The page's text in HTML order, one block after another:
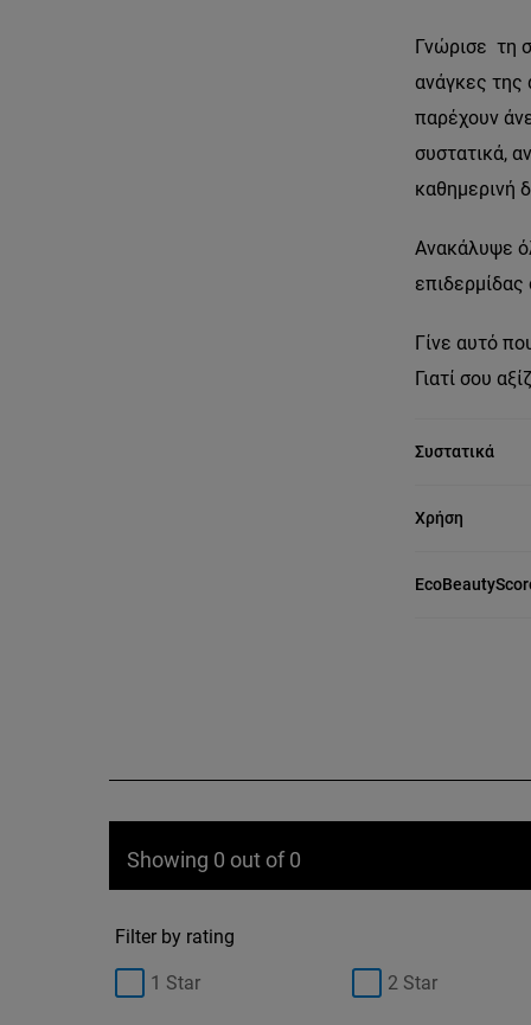
Γνώρισε τη
ανάγκες της
παρέχουν
συστατικά,
καθημερινή
Ανακάλυψε
επιδερμίδας
Γίνε αυτό
Γιατί σου
Συστατικά
Χρήση
Showing 0 out of 0
Filter by rating
1 Star 2 Star